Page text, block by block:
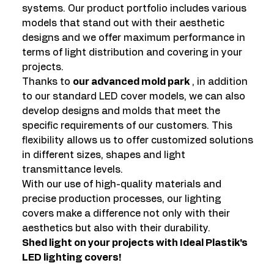
systems. Our product portfolio includes various
models that stand out with their aesthetic
designs and we offer maximum performance in
terms of light distribution and covering in your
projects.
Thanks to our advanced mold park, in addition
to our standard LED cover models, we can also
develop designs and molds that meet the
specific requirements of our customers. This
flexibility allows us to offer customized solutions
in different sizes, shapes and light
transmittance levels.
With our use of high-quality materials and
precise production processes, our lighting
covers make a difference not only with their
aesthetics but also with their durability.
Shed light on your projects with Ideal Plastik's
LED lighting covers!